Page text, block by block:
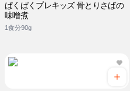
ぱくぱくプレキッズ 骨とりさばの
味噌煮
1食分90g